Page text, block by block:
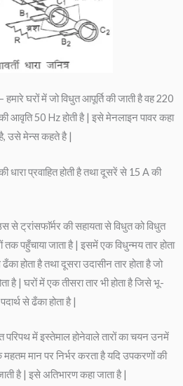
हमारे घरों में जो विधुत आपूर्ति की जाती है वह 220
आवृति 50 Hz होती है | इसे मेनलाइन पावर कहा
है, उसे मेन्स कहते है |
धारा प्रवाहित होती है तथा दूसरें से 15 A की
से ट्रांसफाॅर्मर की सहायता से विधुत को विधुत
तक पहुँचाया जाता है | इसमें एक विधुन्मय तार होता
होता है तथा दूसरा उदासीन तार होता है जो
है | घरों में एक तीसरा तार भी होता है जिसे भू-
से ढँका होता है |
परिपथ में इस्तेमाल होनेवाले तारों का चयन उनमें
महतम मान पर निर्भर करता है यदि उपकरणों की
है | इसे अतिभारण कहा जाता है |